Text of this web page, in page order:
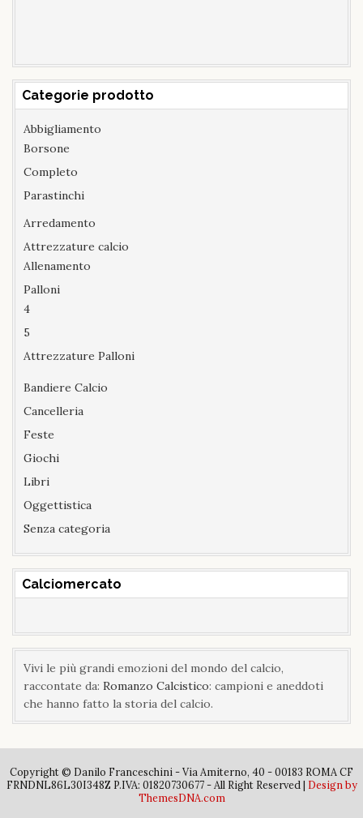
Categorie prodotto
Abbigliamento
Borsone
Completo
Parastinchi
Arredamento
Attrezzature calcio
Allenamento
Palloni
4
5
Attrezzature Palloni
Bandiere Calcio
Cancelleria
Feste
Giochi
Libri
Oggettistica
Senza categoria
Calciomercato
Vivi le più grandi emozioni del mondo del calcio,
raccontate da: Romanzo Calcistico: campioni e aneddoti
che hanno fatto la storia del calcio.
Copyright © Danilo Franceschini - Via Amiterno, 40 - 00183 ROMA CF
FRNDNL86L30I348Z P.IVA: 01820730677 - All Right Reserved | Design by
ThemesDNA.com